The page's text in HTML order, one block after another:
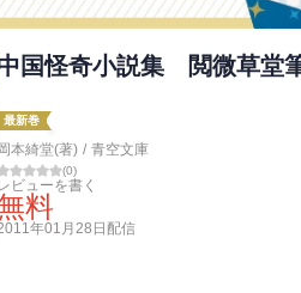
国怪奇小説集 閲微草堂筆
最新巻
岡本綺堂(著) / 青空文庫
(0)
レビューを書く
料
年01月28日 配信